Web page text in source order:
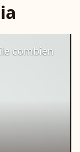
combien